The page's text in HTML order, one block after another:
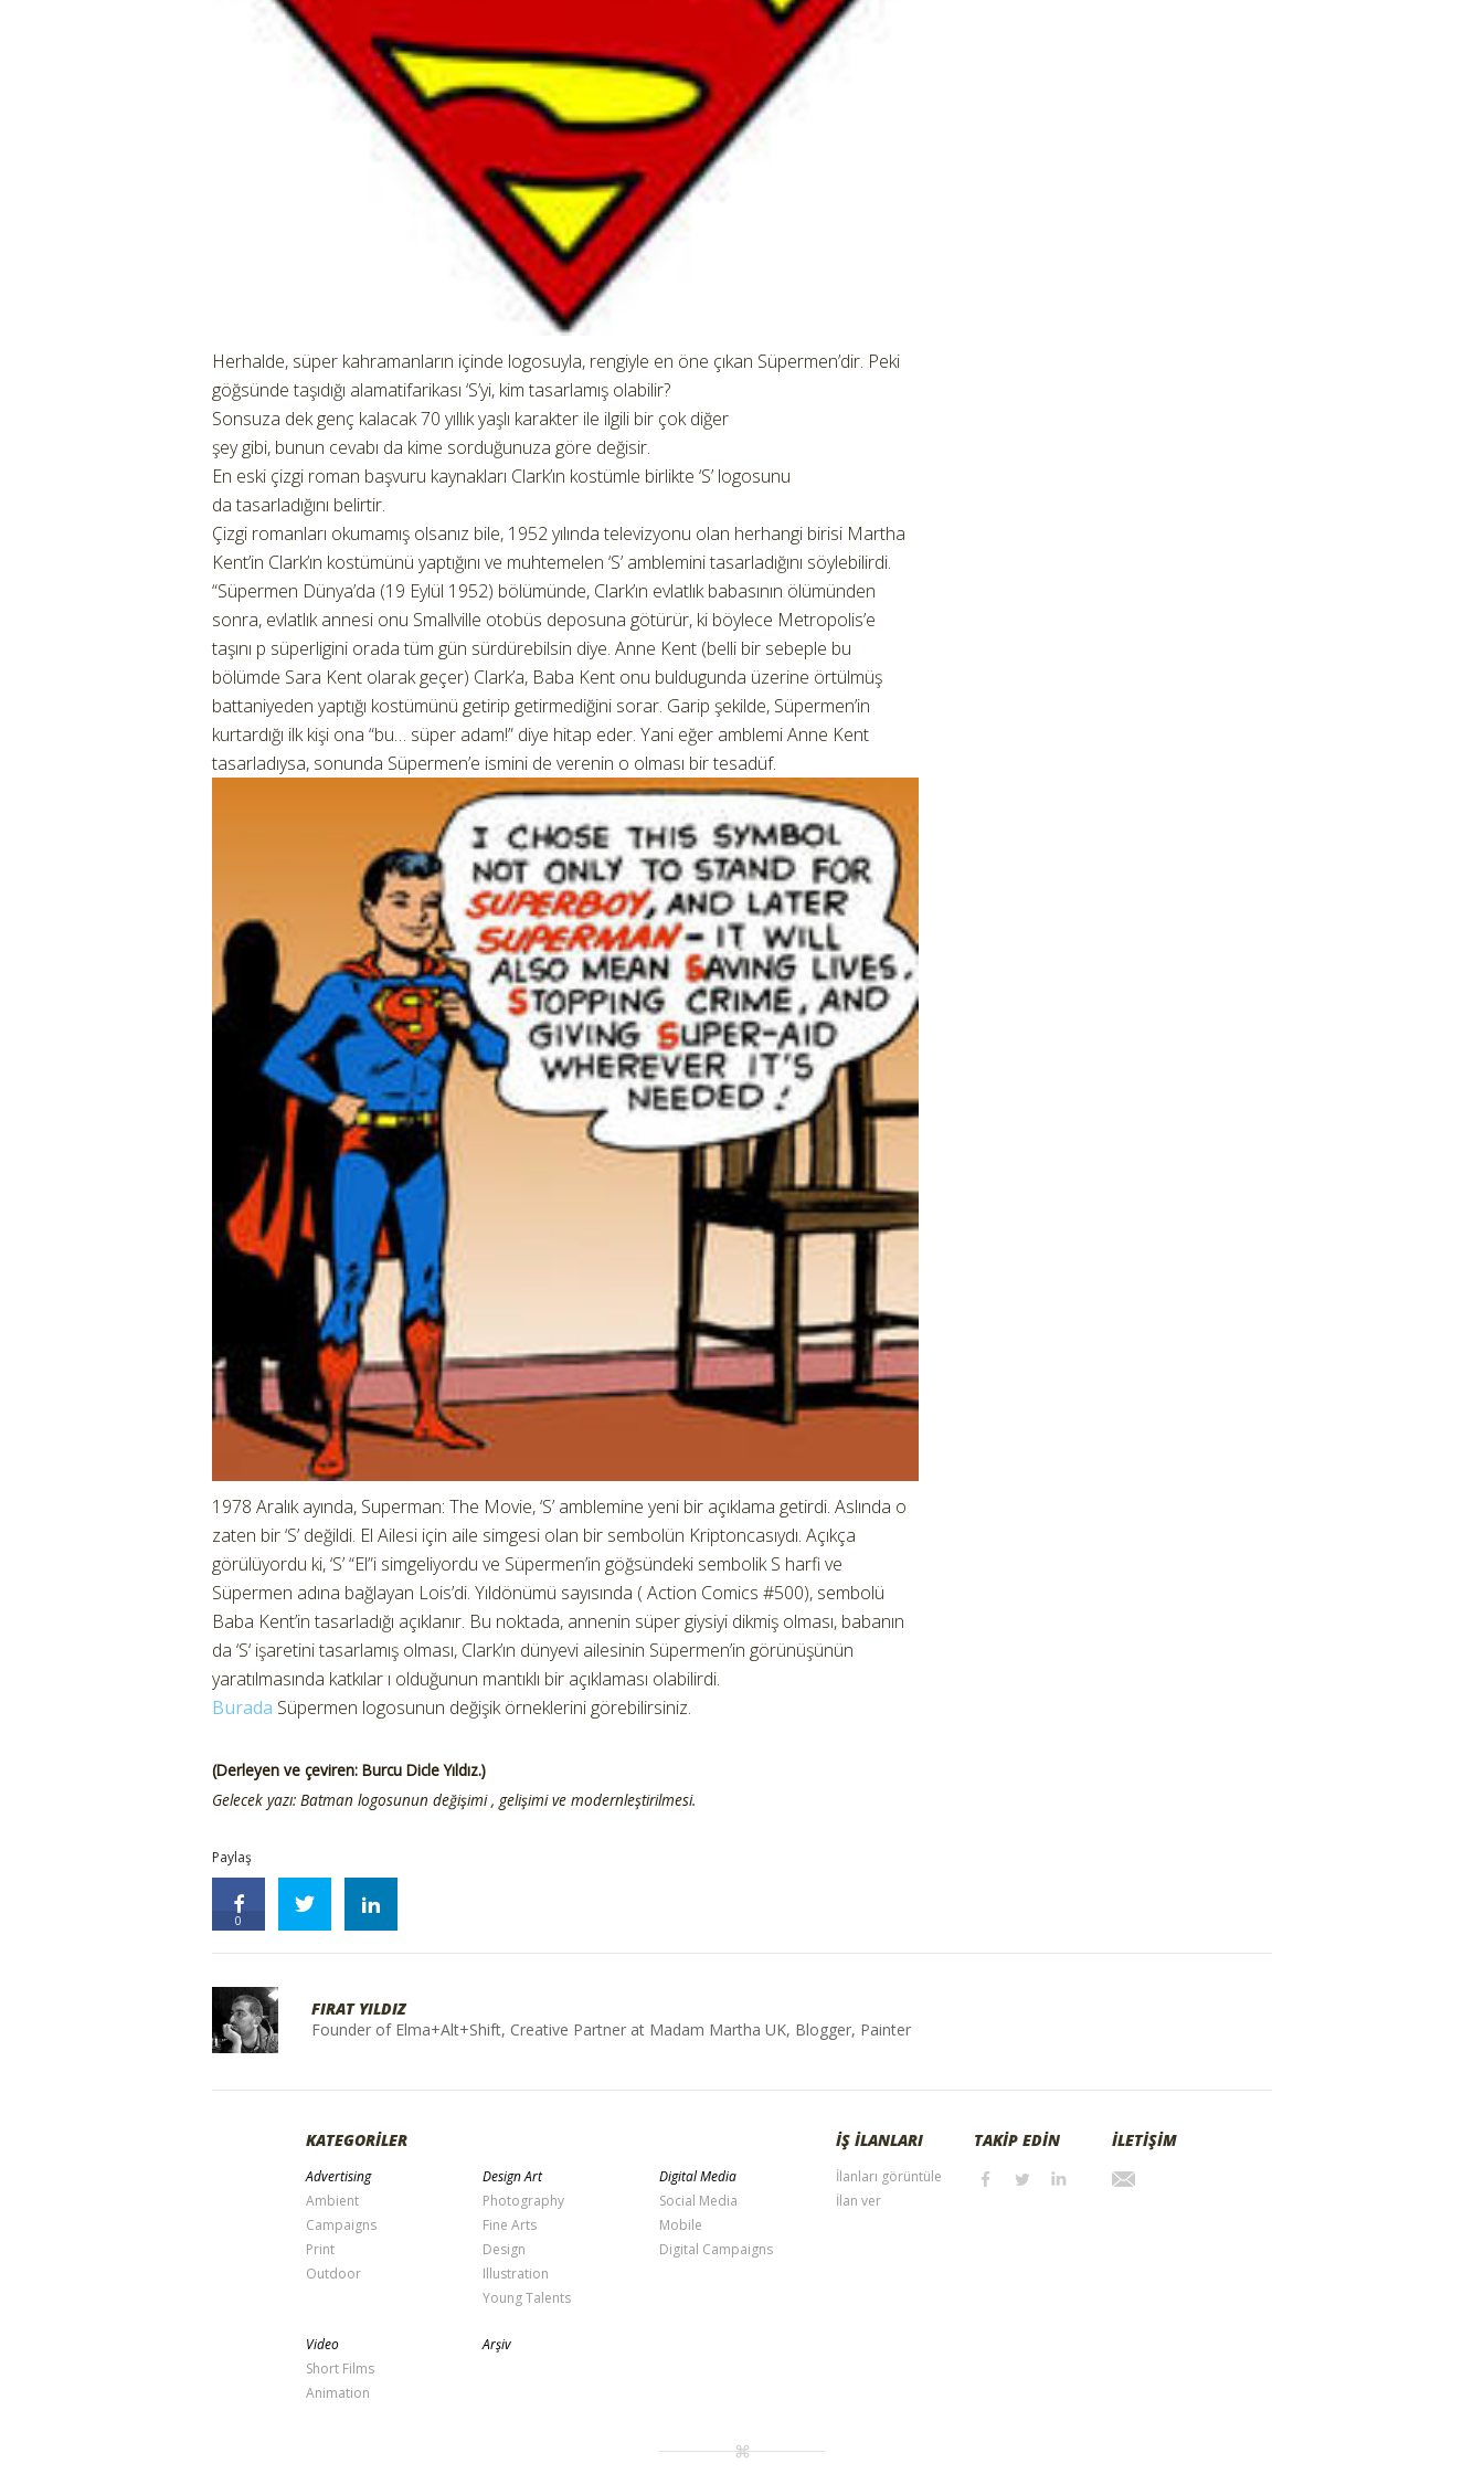
Herhalde, süper kahramanların içinde logosuyla, rengiyle en öne çıkan Süpermen’dir. Peki
göğsünde taşıdığı alamatifarikası ‘S’yi, kim tasarlamış olabilir?
Sonsuza dek genç kalacak 70 yıllık yaşlı karakter ile ilgili bir çok diğer
şey gibi, bunun cevabı da kime sorduğunuza göre değisir.
En eski çizgi roman başvuru kaynakları Clark’ın kostümle birlikte ‘S’ logosunu
da tasarladığını belirtir.
Çizgi romanları okumamış olsanız bile, 1952 yılında televizyonu olan herhangi birisi Martha
Kent’in Clark’ın kostümünü yaptığını ve muhtemelen ‘S’ amblemini tasarladığını söylebilirdi.
“Süpermen Dünya’da (19 Eylül 1952) bölümünde, Clark’ın evlatlık babasının ölümünden
sonra, evlatlık annesi onu Smallville otobüs deposuna götürür, ki böylece Metropolis’e
taşını p süperligini orada tüm gün sürdürebilsin diye. Anne Kent (belli bir sebeple bu
bölümde Sara Kent olarak geçer) Clark’a, Baba Kent onu buldugunda üzerine örtülmüş
battaniyeden yaptığı kostümünü getirip getirmediğini sorar. Garip şekilde, Süpermen’in
kurtardığı ilk kişi ona “bu… süper adam!” diye hitap eder. Yani eğer amblemi Anne Kent
tasarladıysa, sonunda Süpermen’e ismini de verenin o olması bir tesadüf.
1978 Aralık ayında, Superman: The Movie, ‘S’ amblemine yeni bir açıklama getirdi. Aslında o
zaten bir ‘S’ değildi. El Ailesi için aile simgesi olan bir sembolün Kriptoncasıydı. Açıkça
görülüyordu ki, ‘S’ “El”i simgeliyordu ve Süpermen’in göğsündeki sembolik S harfi ve
Süpermen adına bağlayan Lois’di. Yıldönümü sayısında ( Action Comics #500), sembolü
Baba Kent’in tasarladığı açıklanır. Bu noktada, annenin süper giysiyi dikmiş olması, babanın
da ‘S‘ işaretini tasarlamış olması, Clark’ın dünyevi ailesinin Süpermen’in görünüşünün
yaratılmasında katkılar ı olduğunun mantıklı bir açıklaması olabilirdi.
Burada Süpermen logosunun değişik örneklerini görebilirsiniz.
(Derleyen ve çeviren: Burcu Dicle Yıldız.)
Gelecek yazı: Batman logosunun değişimi , gelişimi ve modernleştirilmesi.
Paylaş
0
FIRAT YILDIZ
Founder of Elma+Alt+Shift, Creative Partner at Madam Martha UK, Blogger, Painter
KATEGORİLER
Advertising
Ambient
Campaigns
Print
Outdoor
Design Art
Photography
Fine Arts
Design
Illustration
Young Talents
Digital Media
Social Media
Mobile
Digital Campaigns
Video
Short Films
Animation
Arşiv
İŞ İLANLARI
İlanları görüntüle
İlan ver
TAKİP EDİN İLETİŞİM